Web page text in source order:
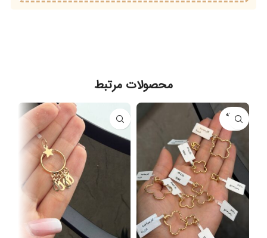
محصولات مرتبط
فروخته
شده